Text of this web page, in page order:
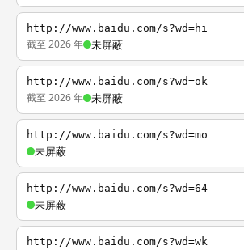
http://www.baidu.com/s?wd=hi
截至 2026 年 未屏蔽
http://www.baidu.com/s?wd=ok
截至 2026 年 未屏蔽
http://www.baidu.com/s?wd=mo
未屏蔽
http://www.baidu.com/s?wd=64
未屏蔽
http://www.baidu.com/s?wd=wk